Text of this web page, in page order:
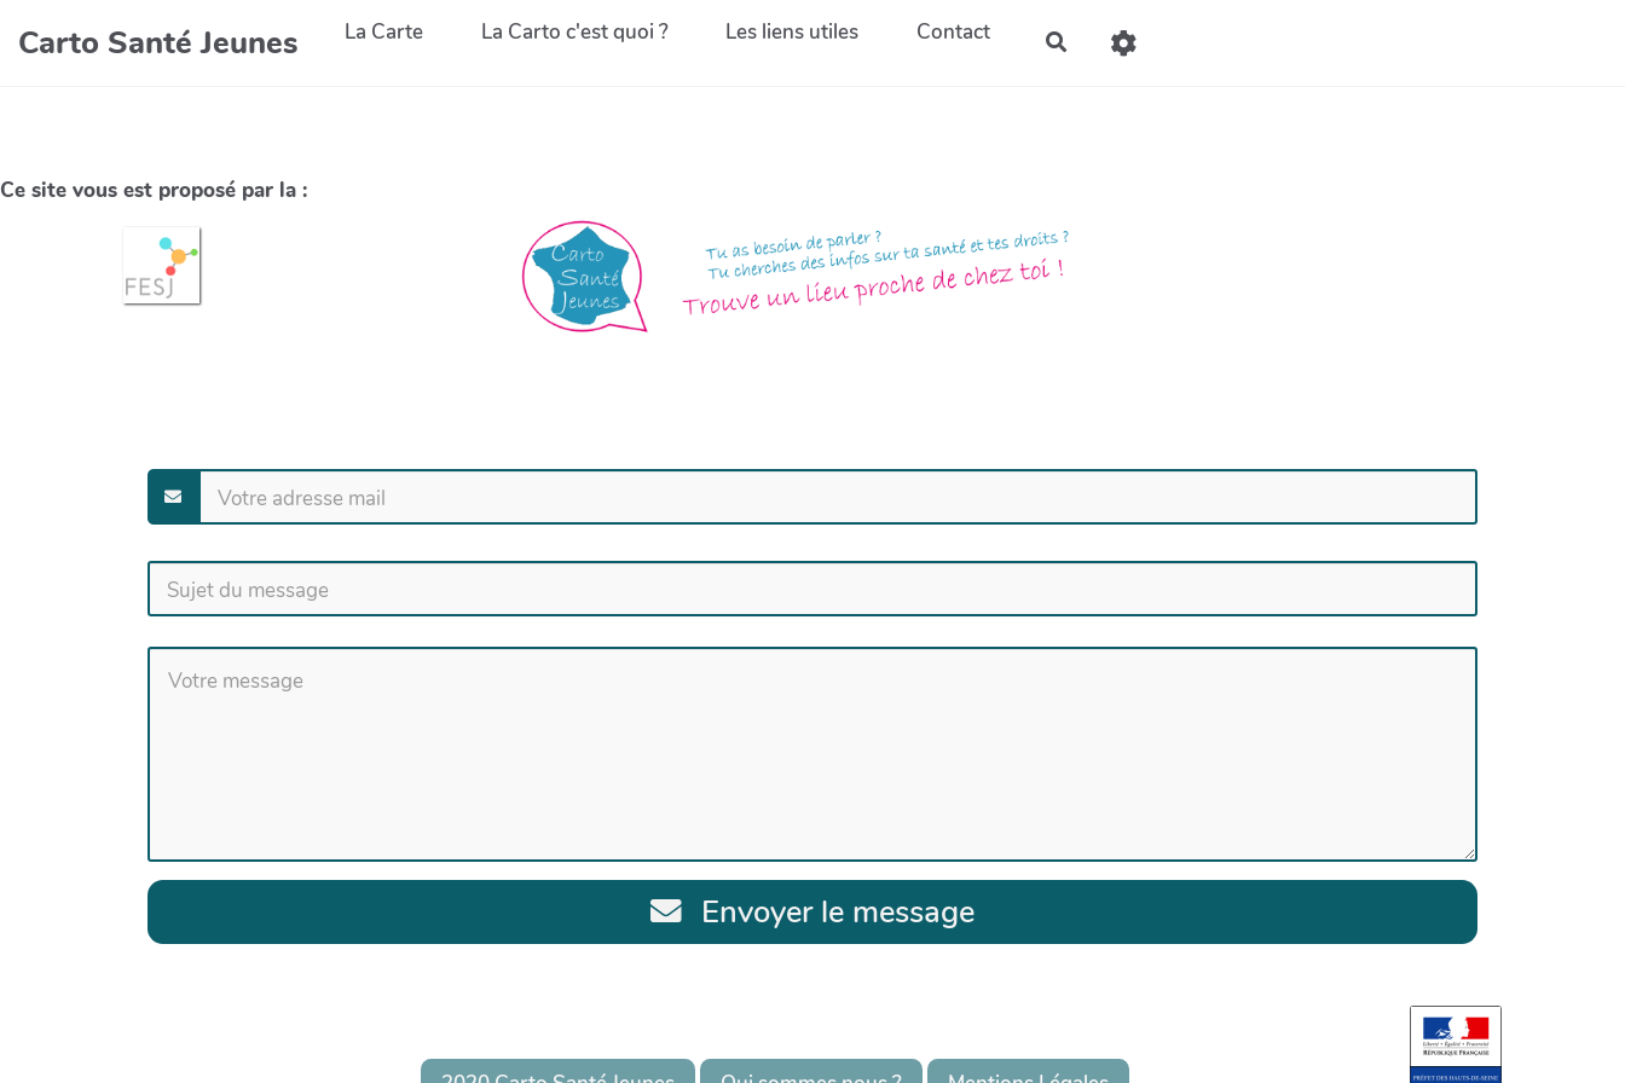
Carto Santé Jeunes La Carte La Carto c'est quoi ? Les liens utiles Contact
Ce site vous est proposé par la :
Envoyer le message